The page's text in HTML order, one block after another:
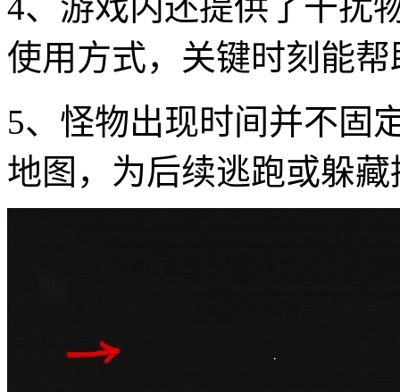
4、游戏内还提供了干扰
使用方式，关键时刻能
5、怪物出现时间并不固
地图，为后续逃跑或躲